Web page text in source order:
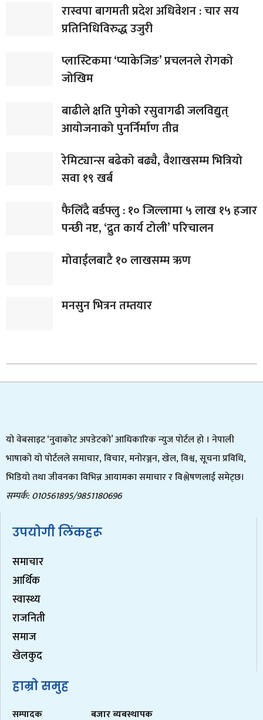
रास्वपा बागमती प्रदेश अधिवेशन : चार सय
प्रतिनिधिविरुद्ध उजुरी
प्लास्टिकमा ‘प्याकेजिङ’ प्रचलनले रोगको
जोखिम
बाढीले क्षति पुगेको रसुवागढी जलविद्युत्
आयोजनाको पुनर्निर्माण तीव्र
रेमिट्यान्स बढेको बढ्यै, वैशाखसम्म भित्रियो
सवा १९ खर्ब
फैलिँदै बर्डफ्लु : १० जिल्लामा ५ लाख १५ हजार
पन्छी नष्ट, ‘द्रुत कार्य टोली’ परिचालन
मोवाईलबाटै १० लाखसम्म ऋण
मनसुन भित्रन तम्तयार
यो वेबसाइट ‘नुवाकोट अपडेटको’ आधिकारिक न्युज पोर्टल हो । नेपाली
भाषाको यो पोर्टलले समाचार, विचार, मनोरञ्जन, खेल, विश्व, सूचना प्रविधि,
भिडियो तथा जीवनका विभिन्न आयामका समाचार र विश्लेषणलाई समेट्छ।
सम्पर्क: 010561895/9851180696
उपयोगी लिंकहरू
समाचार
आर्थिक
स्वास्थ्य
राजनिती
समाज
खेलकुद
हाम्रो समुह
सम्पादक बजार ब्यबस्थापक